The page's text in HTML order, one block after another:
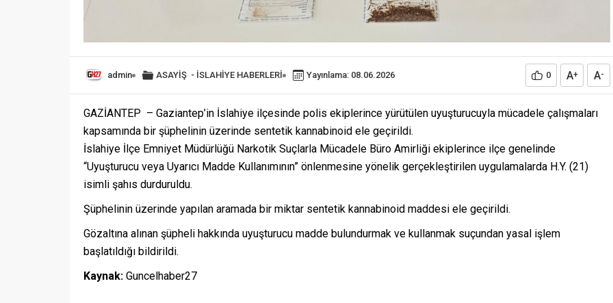
admin ASAYİŞ - İSLAHİYE HABERLERİ Yayınlama: 08.06.2026 0 A+ A-
GAZİANTEP – Gaziantep’in İslahiye ilçesinde polis ekiplerince yürütülen uyuşturucuyla mücadele çalışmaları
kapsamında bir şüphelinin üzerinde sentetik kannabinoid ele geçirildi.
İslahiye İlçe Emniyet Müdürlüğü Narkotik Suçlarla Mücadele Büro Amirliği ekiplerince ilçe genelinde
“Uyuşturucu veya Uyarıcı Madde Kullanımının” önlenmesine yönelik gerçekleştirilen uygulamalarda H.Y. (21)
isimli şahıs durduruldu.
Şüphelinin üzerinde yapılan aramada bir miktar sentetik kannabinoid maddesi ele geçirildi.
Gözaltına alınan şüpheli hakkında uyuşturucu madde bulundurmak ve kullanmak suçundan yasal işlem
başlatıldığı bildirildi.
Kaynak: Guncelhaber27